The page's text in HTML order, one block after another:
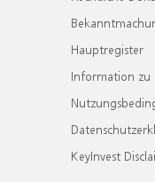
Hauptregister
Information zu
KeyInvest